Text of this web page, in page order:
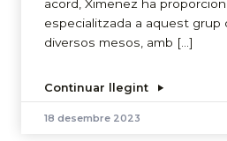
acord, Ximenez ha
especialitzada a aquest grup
diversos mesos, amb […]
Continuar llegint
18 desembre 2023